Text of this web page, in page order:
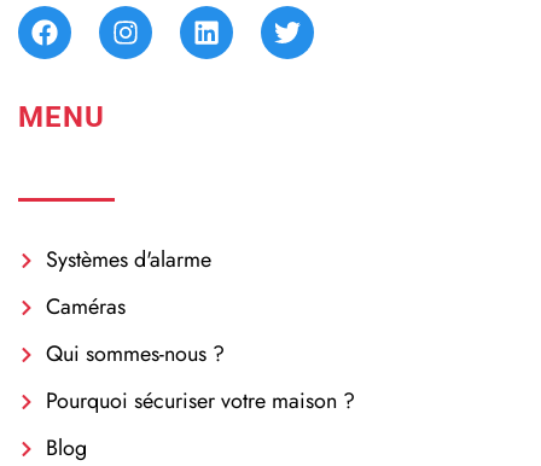
MENU
Systèmes d'alarme
Caméras
Qui sommes-nous ?
Pourquoi sécuriser votre maison ?
Blog